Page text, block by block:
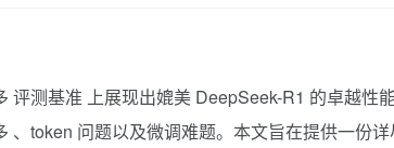
评测基准 上展现出媲美 DeepSeek-R1 的卓越性
token 问题以及微调难题。本文旨在提供一份